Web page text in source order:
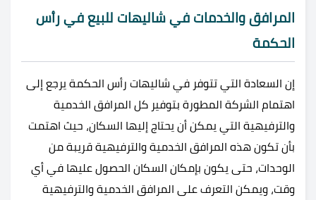
المرافق والخدمات في شاليهات للبيع في رأس
الحكمة
إن السعادة التي تتوفر في شاليهات رأس الحكمة يرجع إلى
اهتمام الشركة المطورة بتوفير كل المرافق الخدمية
والترفيهية التي يمكن أن يحتاج إليها السكان، حيث اهتمت
بأن تكون هذه المرافق الخدمية والترفيهية قريبة من
الوحدات، حتى يكون بإمكان السكان الحصول عليها في أي
وقت، ويمكن التعرف على المرافق الخدمية والترفيهية